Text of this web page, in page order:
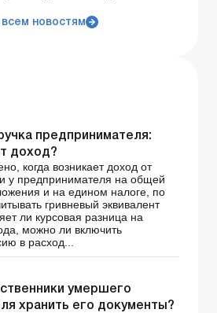
всем новостям
предпринимателя:
доход?
когда возникает доход от
у предпринимателя на общей
и на едином налоге, по
гривневый эквивалент
ли курсовая разница на
можно ли включить
в расход...
умершего
хранить его документы?